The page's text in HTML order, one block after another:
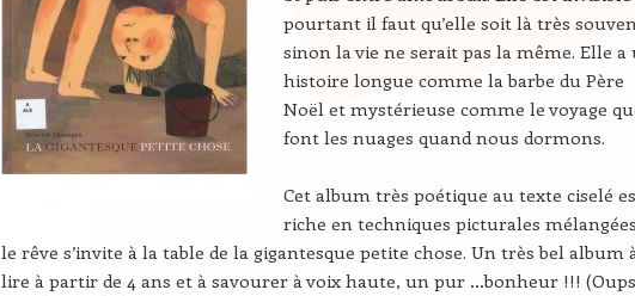
pourtant il faut qu’elle soit là très
sinon la vie ne serait pas la même. Elle a
histoire longue comme la barbe du Père
Noël et mystérieuse comme le voyage
font les nuages quand nous dormons.
Cet album très poétique au texte ciselé
riche en techniques picturales
le rêve s’invite à la table de la gigantesque petite chose. Un très bel album
lire à partir de 4 ans et à savourer à voix haute, un pur …bonheur !!!